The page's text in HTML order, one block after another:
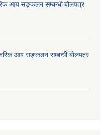
आय सङ्कलन सम्बन्धी बोलपत्र
आय सङ्कलन सम्बन्धी बोलपत्र